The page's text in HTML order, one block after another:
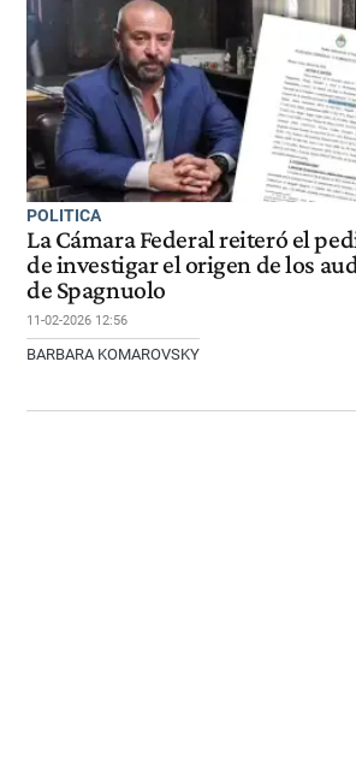
POLITICA
La Cámara Federal reiteró el
de investigar el origen de los
de Spagnuolo
11-02-2026 12:56
BARBARA KOMAROVSKY